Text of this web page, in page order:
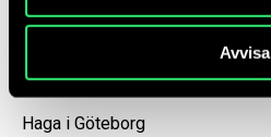
Avvisa
Hitta till konstverket
Haga i Göteborg